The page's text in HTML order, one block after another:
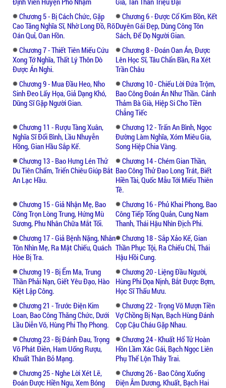
Châu viện quân (vợ Viên ngoại) tuổi đã năm
mươi mà còn chửa. Viên ngoại nghĩ rằng:
"Nhà đã có con có cháu đủ rồi, nếu sinh
thêm càng bận, lại lo Viện quân tuổi cao sức
yếu, không chịu được đau đớn khi sinh nở,
và nhọc nhằn lúc cho bú mớm". Vì vậy mà
thường thường chẳng vui.
Đọc truyện để biết trải nghiệm hành trình
rảo bước trên giang hồ, mời bạn đón đọc và
có thể theo dõi những tác phẩm đặc sắc
khác như: Linh Vũ Cửu Thiên, Kiếm Đạo Độc
Tôn,...
Chương 5 - Bị Cách Chức, Gặp
Cao Tăng Nghĩa Sĩ, Nhờ Long Đồ, Rõ
Oán Quỉ, Oan Hồn.
Chương 6 - Được Cổ Kim Bồn, Kết
Duyên Gái Đẹp, Dùng Công Tôn
Sách, Để Dọ Người Gian.
Chương 7 - Thiết Tiên Miếu Cứu
Xong Tớ Nghĩa, Thất Lý Thôn Dò
Được Án Nghi.
Chương 8 - Đoán Oan Án, Được
Lên Học Sĩ, Tâu Chẩn Bần, Ra Xét
Trần Châu
Chương 9 - Mua Đầu Heo, Nho
Sinh Đeo Lấy Họa, Giả Dạng Khó,
Dũng Sĩ Gặp Người Gian.
Chương 10 - Chiếu Lời Đứa Trộm,
Bao Công Đoán Án Như Thần. Cảnh
Thảm Bà Già, Hiệp Si Cho Tiền
Chẳng Tiếc
Chương 11 - Rượu Tàng Xuân,
Nghĩa Sĩ Đổi Bình, Lầu Nhuyễn
Hồng, Gian Hầu Sắp Kế.
Chương 12 - Trấn An Bình, Ngọc
Đường Làm Nghĩa, Xóm Miêu Gia,
Song Hiệp Chia Vàng.
Chương 13 - Bao Hưng Lén Thử
Du Tiên Chẩm, Triển Chiêu Giúp Bắt
An Lạc Hầu.
Chương 14 - Chém Gian Thần,
Bao Công Thử Đao Long Trát, Biết
Hiền Tài, Quốc Mẫu Tới Miếu Thiên
Tề.
Chương 15 - Giả Nhận Mẹ, Bao
Công Trọn Lòng Trung, Hứng Mù
Sương, Phu Nhân Chữa Mắt Tối.
Chương 16 - Phủ Khai Phong, Bao
Công Tiếp Tổng Quản, Cung Nam
Thanh, Thái Hậu Nhìn Địch Phi.
Chương 17 - Giả Bệnh Nặng, Nhân
Tôn Nhìn Mẹ, Ra Mật Chiếu, Quách
Hòe Bị Tra.
Chương 18 - Sắp Xảo Kế, Gian
Thần Phục Tội, Ra Chiếu Chỉ, Thái
Hậu Hồi Cung.
Chương 19 - Bị Ếm Ma, Trung
Thần Phải Nạn, Giết Yêu Đạo, Hào
Kiệt Lập Công.
Chương 20 - Liệng Đầu Người,
Hùng Phi Dọa Nịnh, Bắt Được Bợm,
Học Sĩ Thấu Mưu.
Chương 21 - Trước Điện Kim
Loan, Bao Công Thăng Chức, Dưới
Lầu Diễn Võ, Hùng Phi Thọ Phong.
Chương 22 - Trọng Võ Mượn Tiền
Vợ Chồng Bị Nạn, Bạch Hùng Đánh
Cọp Cậu Cháu Gặp Nhau.
Chương 23 - Bị Đánh Đau, Trọng
Võ Phát Điên, Ham Uống Rượu,
Khuất Thân Bỏ Mạng.
Chương 24 - Khuất Hổ Tử Hoàn
Hồn Lầm Xác Gái, Bạch Ngọc Liên
Phụ Thể Lộn Thây Trai.
Chương 25 - Nghe Lời Xét Lẽ,
Đoán Được Hiền Ngu, Xem Bóng
Chương 26 - Bao Công Xuống
Điện Âm Dương, Khuất, Bạch Hai